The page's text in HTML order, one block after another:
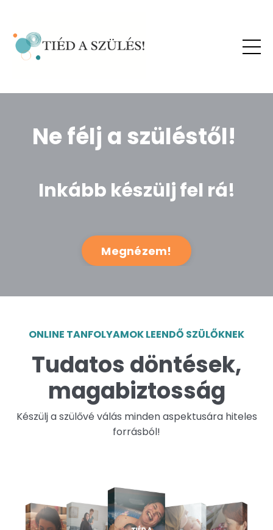
Ne félj a szüléstől!
Inkább készülj fel rá!
Megnézem!
ONLINE TANFOLYAMOK LEENDŐ SZÜLŐKNEK
Tudatos döntések,
magabiztosság
Készülj a szülővé válás minden aspektusára hiteles
forrásból!